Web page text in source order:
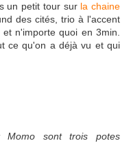
un petit tour sur la chaine
des cités, trio à l'accent
n'importe quoi en 3min.
ce qu'on a déjà vu et qui
Momo sont trois potes